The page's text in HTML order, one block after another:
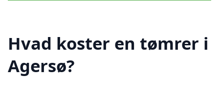
Hvad koster en tømrer i
Agersø?